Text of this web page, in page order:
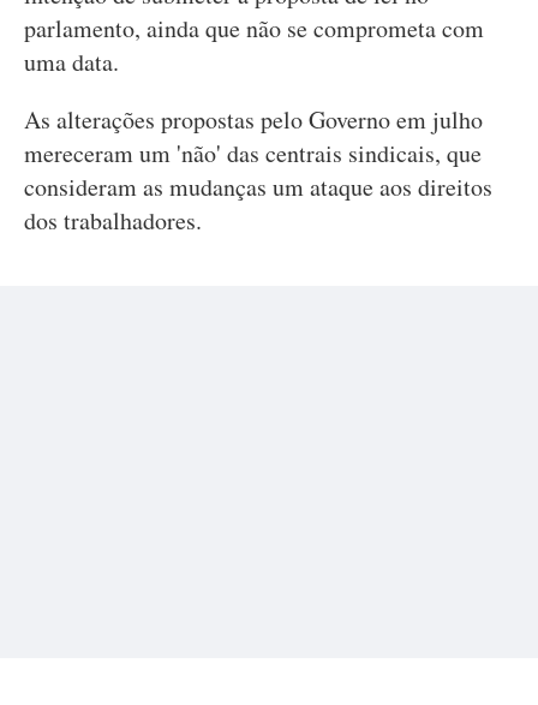
parlamento, ainda que não se comprometa com
uma data.
As alterações propostas pelo Governo em julho
mereceram um 'não' das centrais sindicais, que
consideram as mudanças um ataque aos direitos
dos trabalhadores.